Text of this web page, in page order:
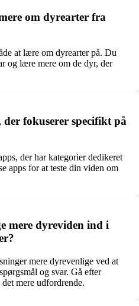
om dyrearter fra
at lære om dyrearter på. Du
og lære mere om de dyr, der
fokuserer specifikt på
der har kategorier dedikeret
apps for at teste din viden om
mere dyreviden ind i
mere dyrevenlige ved at
og svar. Gå efter
mere udfordrende.